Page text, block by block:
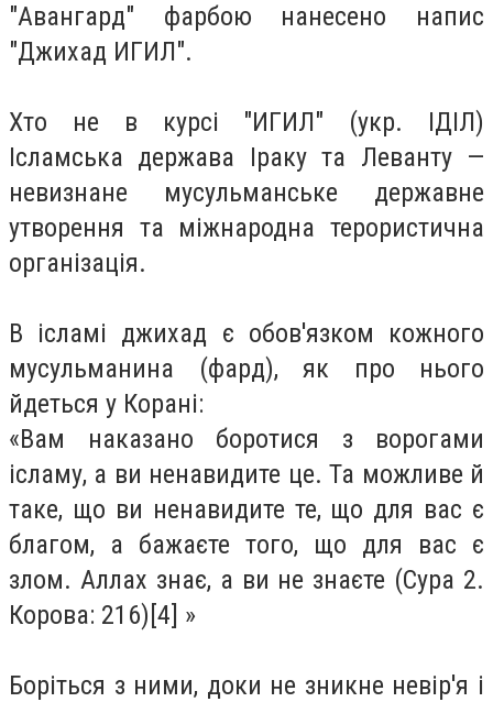
"Авангард" фарбою нанесено напис
"Джихад ИГИЛ".
Хто не в курсі "ИГИЛ" (укр. ІДІЛ)
Ісламська держава Іраку та Леванту —
невизнане мусульманське державне
утворення та міжнародна терористична
організація.
В ісламі джихад є обов'язком кожного
мусульманина (фард), як про нього
йдеться у Корані:
«Вам наказано боротися з ворогами
ісламу, а ви ненавидите це. Та можливе й
таке, що ви ненавидите те, що для вас є
благом, а бажаєте того, що для вас є
злом. Аллах знає, а ви не знаєте (Сура 2.
Корова: 216)[4] »
Боріться з ними, доки не зникне невір'я і